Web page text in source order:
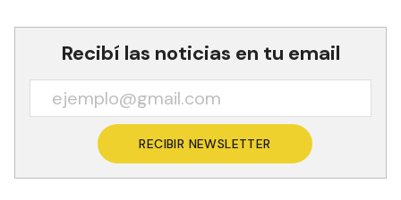
Recibí las noticias en tu email
RECIBIR NEWSLETTER